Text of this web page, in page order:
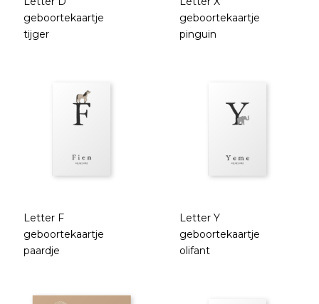
geboortekaartje
tijger
geboortekaartje
pinguin
Letter F
geboortekaartje
paardje
Letter Y
geboortekaartje
olifant